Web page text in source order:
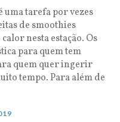
tarefa por vezes
de smoothies
nesta estação. Os
para quem tem
quem quer ingerir
tempo. Para além de